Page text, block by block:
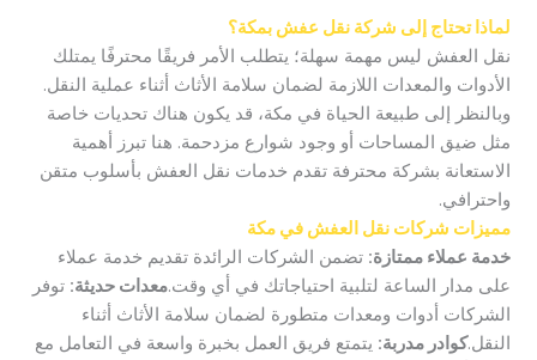
لماذا تحتاج إلى شركة نقل عفش بمكة؟
نقل العفش ليس مهمة سهلة؛ يتطلب الأمر فريقًا محترفًا يمتلك
الأدوات والمعدات اللازمة لضمان سلامة الأثاث أثناء عملية النقل.
وبالنظر إلى طبيعة الحياة في مكة، قد يكون هناك تحديات خاصة
مثل ضيق المساحات أو وجود شوارع مزدحمة. هنا تبرز أهمية
الاستعانة بشركة محترفة تقدم خدمات نقل العفش بأسلوب متقن
واحترافي.
مميزات شركات نقل العفش في مكة
خدمة عملاء ممتازة: تضمن الشركات الرائدة تقديم خدمة عملاء
على مدار الساعة لتلبية احتياجاتك في أي وقت.معدات حديثة: توفر
الشركات أدوات ومعدات متطورة لضمان سلامة الأثاث أثناء
النقل.كوادر مدربة: يتمتع فريق العمل بخبرة واسعة في التعامل مع